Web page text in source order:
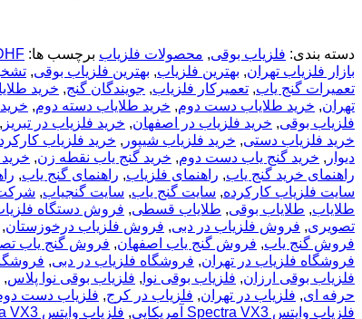
دسته بندی: فلزیاب بوقی, محصولات فلزیاب برچسب ها:
بازار فلزیاب تهران, بهترین فلزیاب, بهترین فلزیاب بوقی,
تعمیرات گنج یاب, تعمیرکار فلزیاب, جویندگان گنج, خريد
تهران, خرید طلایاب دست دوم, خرید طلایاب دسته دوم,
فلزیاب بوقی, خرید فلزیاب در اصفهان, خرید فلزیاب در تبریز ,
خرید فلزیاب دستی, خرید فلزیاب شیپور , خرید فلزیاب
دیوار , خرید گنج یاب دست دوم, خرید گنج یاب نقطه زن,
راهنمای خرید گنج یاب, راهنمای فلزیاب, راهنمای گنج یاب,
سایت فلزیاب کارکرده, سایت گنج یاب, سایت گنجیاب, شرکت
طلایاب, طلایاب بوقی, طلایاب قسطی, فروش دستگاه
تصویری, فروش فلزیاب در دبی, فروش فلزیاب درخوزستان,
فروش گنج یاب, فروش گنج یاب اصفهان, فروش گنج یاب
فروشگاه فلزیاب در تهران, فروشگاه فلزیاب در دبی,
فلزیاب بوقی ارزان, فلزیاب بوقی نوا , فلزیاب بوقی نوا پلاس,
حرفه ای, فلزیاب در تهران, فلزیاب در کرج, فلزیاب دست
فلزیاب وایتس Spectra VX3 آمریکایی
, فلزیاب وایتس Spectra VX3 ساخت آمریکا